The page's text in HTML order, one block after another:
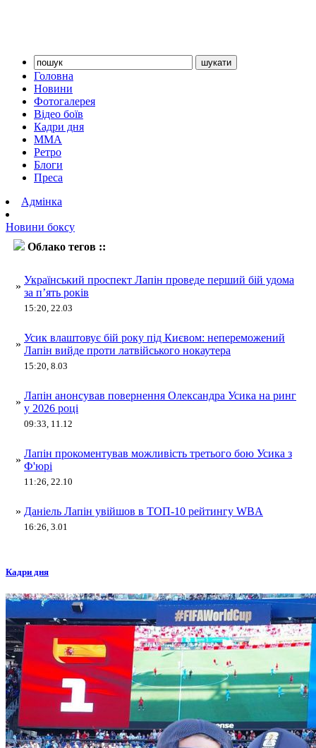
Головна
Новини
Фотогалерея
Відео боїв
Кадри дня
ММА
Ретро
Блоги
Преса
Адмінка
Новини боксу
Облако тегов ::
»
Український проспект Лапін проведе перший бій удома
за п’ять років
15:20, 22.03
»
Усик влаштовує бій року під Києвом: непереможений
Лапін вийде проти латвійського нокаутера
15:20, 8.03
»
Лапін анонсував повернення Олександра Усика на ринг
у 2026 році
09:33, 11.12
»
Лапін прокоментував можливість третього бою Усика з
Ф'юрі
11:26, 22.10
» Даніель Лапін увійшов в ТОП-10 рейтингу WBA
16:26, 3.01
Кадри дня